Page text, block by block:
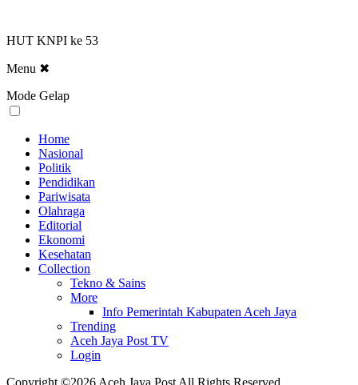
HUT KNPI ke 53
Menu ✖
Mode Gelap
Home
Nasional
Politik
Pendidikan
Pariwisata
Olahraga
Editorial
Ekonomi
Kesehatan
Collection
Tekno & Sains
More
Info Pemerintah Kabupaten Aceh Jaya
Trending
Aceh Jaya Post TV
Login
Copyright ©2026 Aceh Jaya Post All Rights Reserved